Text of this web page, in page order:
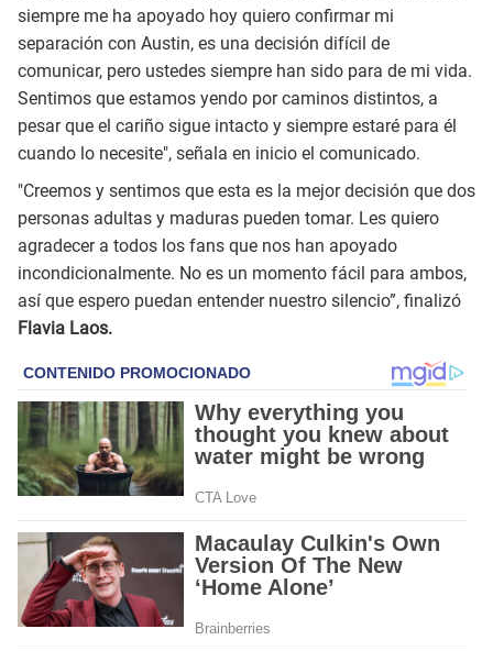
siempre me ha apoyado hoy quiero confirmar mi
separación con Austin, es una decisión difícil de
comunicar, pero ustedes siempre han sido para de mi vida.
Sentimos que estamos yendo por caminos distintos, a
pesar que el cariño sigue intacto y siempre estaré para él
cuando lo necesite", señala en inicio el comunicado.
"Creemos y sentimos que esta es la mejor decisión que dos
personas adultas y maduras pueden tomar. Les quiero
agradecer a todos los fans que nos han apoyado
incondicionalmente. No es un momento fácil para ambos,
así que espero puedan entender nuestro silencio”, finalizó
Flavia Laos.